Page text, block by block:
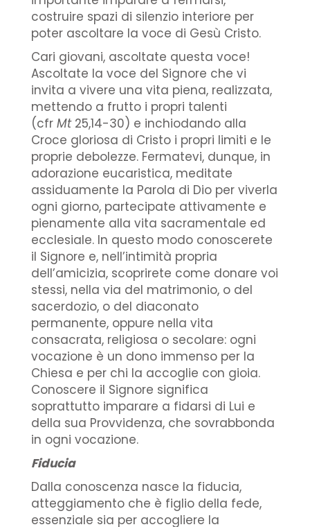
costruire spazi di silenzio interiore per
poter ascoltare la voce di Gesù Cristo.
Cari giovani, ascoltate questa voce!
Ascoltate la voce del Signore che vi
invita a vivere una vita piena, realizzata,
mettendo a frutto i propri talenti
(cfr Mt25,14-30) e inchiodando alla
Croce gloriosa di Cristo i propri limiti e le
proprie debolezze. Fermatevi, dunque, in
adorazione eucaristica, meditate
assiduamente la Parola di Dio per viverla
ogni giorno, partecipate attivamente e
pienamente alla vita sacramentale ed
ecclesiale. In questo modo conoscerete
il Signore e, nell’intimità propria
dell’amicizia, scoprirete come donare voi
stessi, nella via del matrimonio, o del
sacerdozio, o del diaconato
permanente, oppure nella vita
consacrata, religiosa o secolare: ogni
vocazione è un dono immenso per la
Chiesa e per chi la accoglie con gioia.
Conoscere il Signore significa
soprattutto imparare a fidarsi di Lui e
della sua Provvidenza, che sovrabbonda
in ogni vocazione.
Fiducia
Dalla conoscenza nasce la fiducia,
atteggiamento che è figlio della fede,
essenziale sia per accogliere la